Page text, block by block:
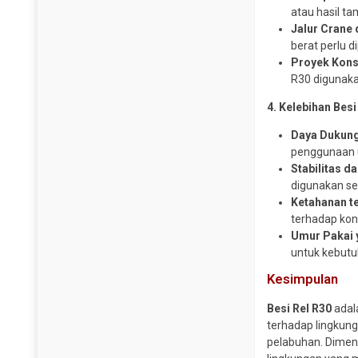
atau hasil
Jalur Crane
berat perlu
Proyek
R30
4. Kelebihan Besi
Daya
penggunaan
Stabilitas
digunakan
Ketahanan
terhadap
Umur Pakai
untuk
Kesimpulan
Besi Rel R30
terhadap
pelabuhan.